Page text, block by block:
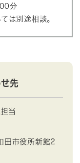
分
は別途相談。
先
当
市役所新館2